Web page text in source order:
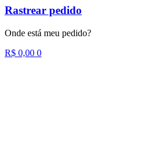
Rastrear pedido
Onde está meu pedido?
R$ 0,00 0